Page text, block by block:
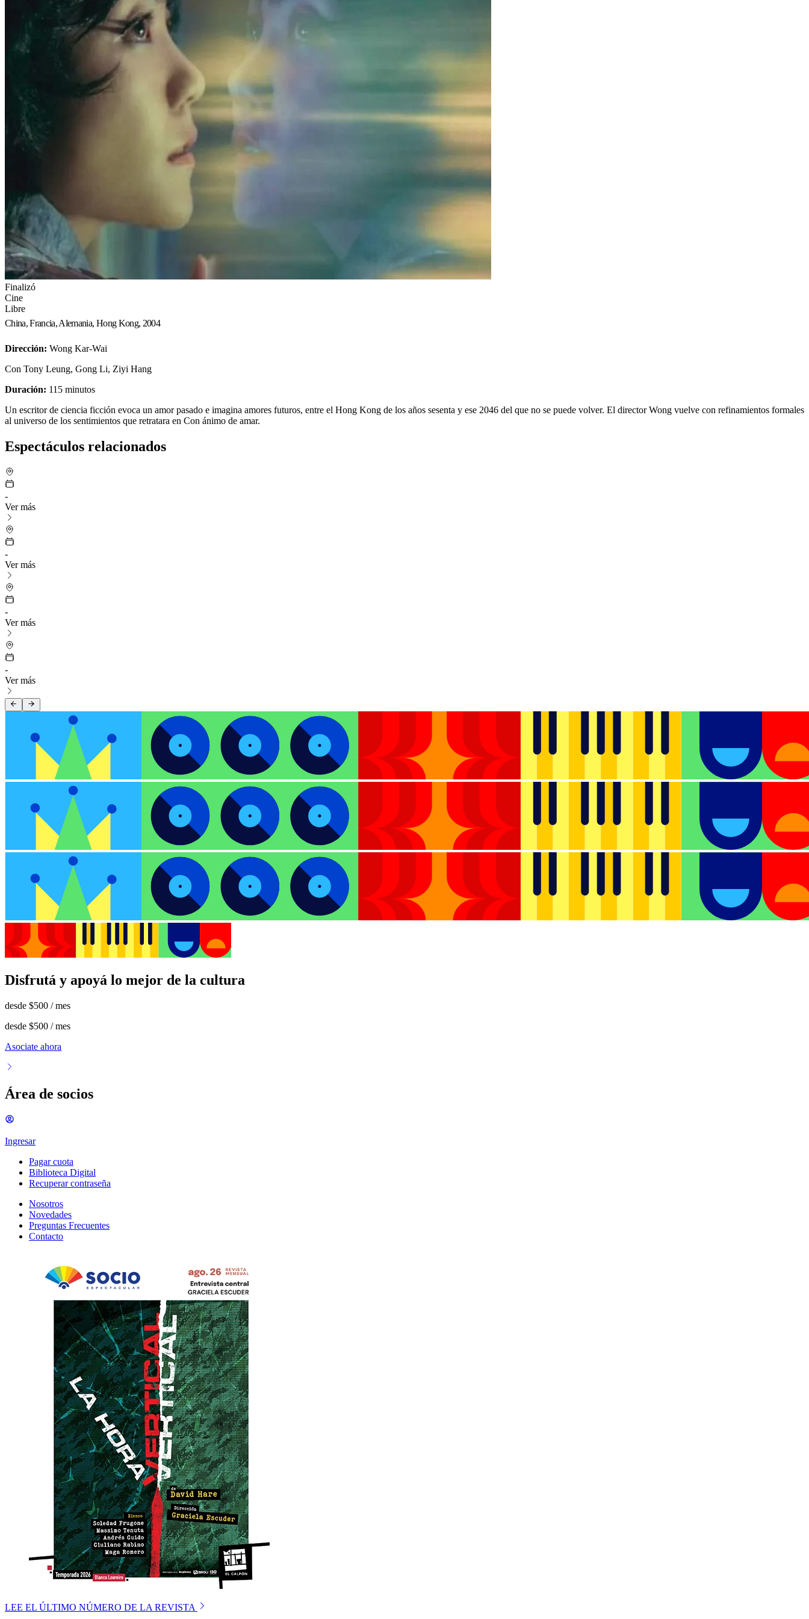
Finalizó
Cine
Libre
China, Francia, Alemania, Hong Kong, 2004
Dirección: Wong Kar-Wai
Con Tony Leung, Gong Li, Ziyi Hang
Duración: 115 minutos
Un escritor de ciencia ficción evoca un amor pasado e imagina amores futuros, entre el Hong Kong de los años sesenta y ese 2046 del que no se puede volver. El director Wong vuelve con refinamientos formales
al universo de los sentimientos que retratara en Con ánimo de amar.
Espectáculos relacionados
-
Ver más
-
Ver más
-
Ver más
-
Ver más
Disfrutá y apoyá lo mejor de la cultura
desde $500 / mes
desde $500 / mes
Asociate ahora
Área de socios
Ingresar
Pagar cuota
Biblioteca Digital
Recuperar contraseña
Nosotros
Novedades
Preguntas Frecuentes
Contacto
LEE EL ÚLTIMO NÚMERO DE LA REVISTA